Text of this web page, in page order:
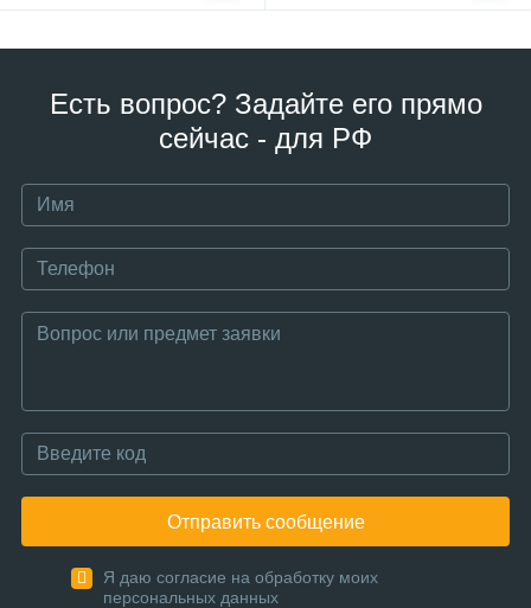
Есть вопрос? Задайте его прямо
сейчас - для РФ
Отправить сообщение
Я даю согласие на обработку моих
персональных данных